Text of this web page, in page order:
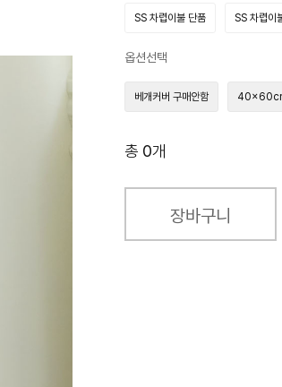
SS 차렵이불 단품 SS 차렵이
옵션선택
베개커버 구매안함
총 0개
장바구니